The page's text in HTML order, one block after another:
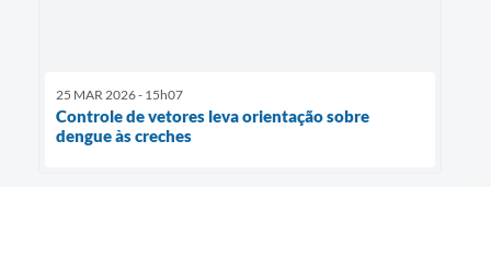
25 MAR 2026 - 15h07
Controle de vetores leva orientação sobre
dengue às creches